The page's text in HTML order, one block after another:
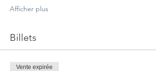
Afficher plus
Billets
Vente expirée